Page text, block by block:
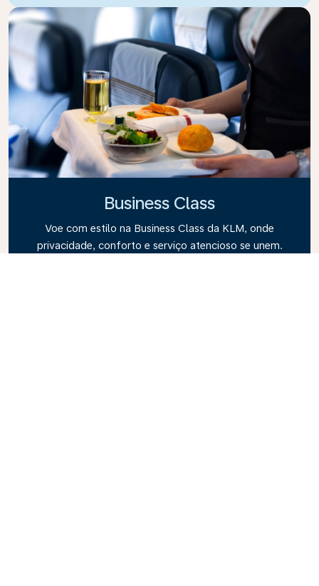
Business Class
Voe com estilo na Business Class da KLM, onde
privacidade, conforto e serviço atencioso se unem.